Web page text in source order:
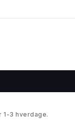
1-3 hverdage.